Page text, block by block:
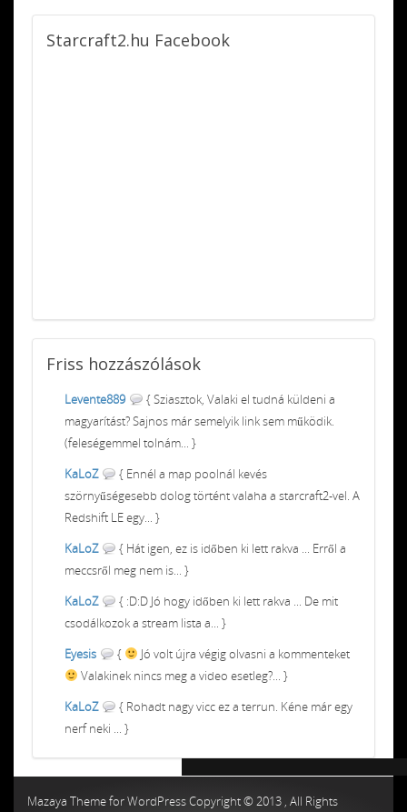
Starcraft2.hu Facebook
Friss hozzászólások
Levente889
{ Sziasztok, Valaki el tudná küldeni a
magyarítást? Sajnos már semelyik link sem működik.
(feleségemmel tolnám... }
KaLoZ
{ Ennél a map poolnál kevés
szörnyűségesebb dolog történt valaha a starcraft2-vel. A
Redshift LE egy... }
KaLoZ
{ Hát igen, ez is időben ki lett rakva ... Erről a
meccsről meg nem is... }
KaLoZ
{ :D:D Jó hogy időben ki lett rakva ... De mit
csodálkozok a stream lista a... }
Eyesis
{
Jó volt újra végig olvasni a kommenteket
Valakinek nincs meg a video esetleg?... }
KaLoZ
{ Rohadt nagy vicc ez a terrun. Kéne már egy
nerf neki ... }
Mazaya Theme for WordPress Copyright © 2013 , All Rights